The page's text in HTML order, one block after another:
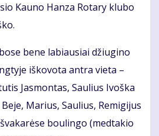
Kau­no Han­za Ro­ta­ry klu­bo
be­ne la­biau­siai džiu­gi­no
iš­ko­vo­ta an­tra vie­ta –
Jas­mon­tas, Sau­lius Ivoš­ka
Ma­rius, Sau­lius, Re­mi­gi­jus
bou­lin­go (med­ta­kio